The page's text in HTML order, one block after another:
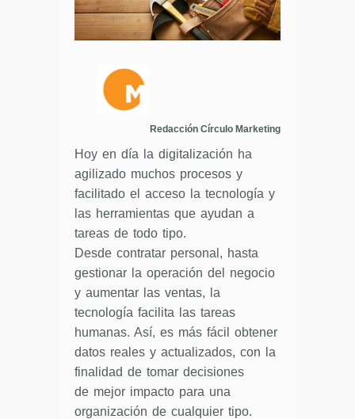
Redacción Círculo Marketing
Hoy en día la digitalización ha
agilizado muchos procesos y
facilitado el acceso la tecnología y
las herramientas que ayudan a
tareas de todo tipo.
Desde contratar personal, hasta
gestionar la operación del negocio
y aumentar las ventas, la
tecnología facilita las tareas
humanas. Así, es más fácil obtener
datos reales y actualizados, con la
finalidad de tomar decisiones
de mejor impacto para una
organización de cualquier tipo.